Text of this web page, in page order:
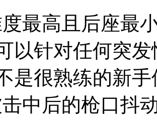
最高且后座最
以针对任何突
是很熟练的新
中后的枪口抖